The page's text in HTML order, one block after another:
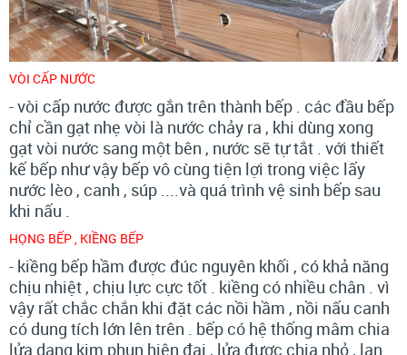
VÒI CẤP NƯỚC
- vòi cấp nước được gắn trên thành bếp . các đầu bếp
chỉ cần gạt nhẹ vòi là nước chảy ra , khi dùng xong
gạt vòi nước sang một bên , nước sẽ tự tắt . với thiết
kế bếp như vậy bếp vô cùng tiện lợi trong việc lấy
nước lèo , canh , súp ....và quá trình vệ sinh bếp sau
khi nấu .
HỌNG BẾP , KIỀNG BẾP
- kiềng bếp hầm được đúc nguyên khối , có khả năng
chịu nhiệt , chịu lực cực tốt . kiềng có nhiều chân . vì
vậy rất chắc chắn khi đặt các nồi hầm , nồi nấu canh
có dung tích lớn lên trên . bếp có hệ thống mâm chia
lửa dạng kim phun hiện đại , lửa được chia nhỏ , lan